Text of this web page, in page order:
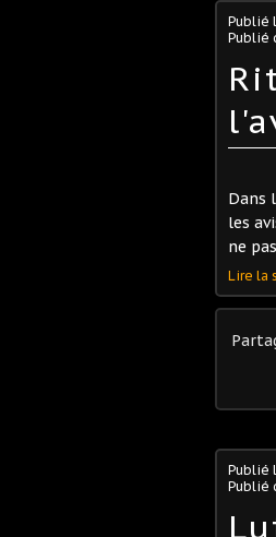
Publié
Publié
Dans
les
ne
Lire la
Publié
Publié